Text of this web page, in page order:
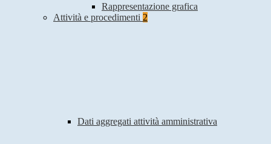
Rappresentazione grafica
Attività e procedimenti 2
Dati aggregati attività amministrativa